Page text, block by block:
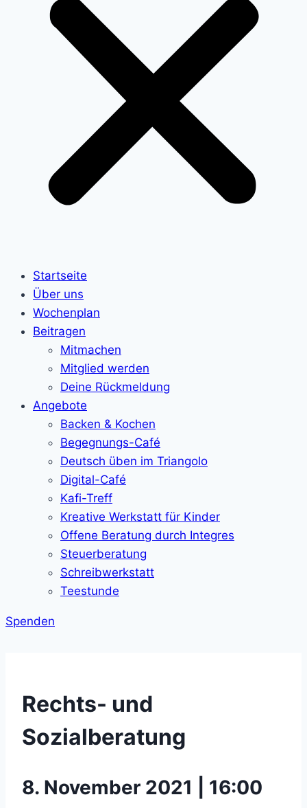
Startseite
Über uns
Wochenplan
Beitragen
Mitmachen
Mitglied werden
Deine Rückmeldung
Angebote
Backen & Kochen
Begegnungs-Café
Deutsch üben im Triangolo
Digital-Café
Kafi-Treff
Kreative Werkstatt für Kinder
Offene Beratung durch Integres
Steuerberatung
Schreibwerkstatt
Teestunde
Spenden
Rechts- und
Sozialberatung
8. November 2021 | 16:00